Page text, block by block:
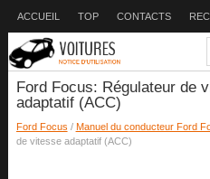
ACCUEIL TOP CONTACTS
Ford Focus: Régulateur de
adaptatif (ACC)
Ford Focus / Manuel du conducteur Ford
de vitesse adaptatif (ACC)